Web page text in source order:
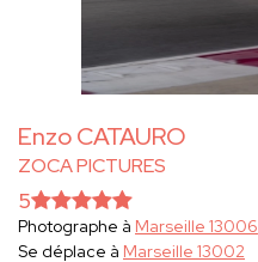
Enzo CATAURO
ZOCA PICTURES
5
Photographe à Marseille 13006
Se déplace à Marseille 13002